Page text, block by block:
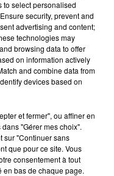
to select personalised
security, prevent and
advertising and content;
technologies may
browsing data to offer
on information actively
and combine data from
devices based on
et fermer", ou affiner en
"Gérer mes choix".
sur "Continuer sans
que pour ce site. Vous
consentement à tout
en bas de chaque page.